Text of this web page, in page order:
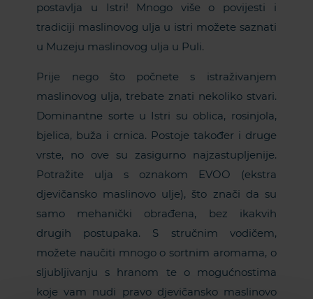
postavlja u Istri! Mnogo više o povijesti i
tradiciji maslinovog ulja u istri možete saznati
u Muzeju maslinovog ulja u Puli.
Prije nego što počnete s istraživanjem
maslinovog ulja, trebate znati nekoliko stvari.
Dominantne sorte u Istri su oblica, rosinjola,
bjelica, buža i crnica. Postoje također i druge
vrste, no ove su zasigurno najzastupljenije.
Potražite ulja s oznakom EVOO (ekstra
djevičansko maslinovo ulje), što znači da su
samo mehanički obrađena, bez ikakvih
drugih postupaka. S stručnim vodičem,
možete naučiti mnogo o sortnim aromama, o
sljubljivanju s hranom te o mogućnostima
koje vam nudi pravo djevičansko maslinovo